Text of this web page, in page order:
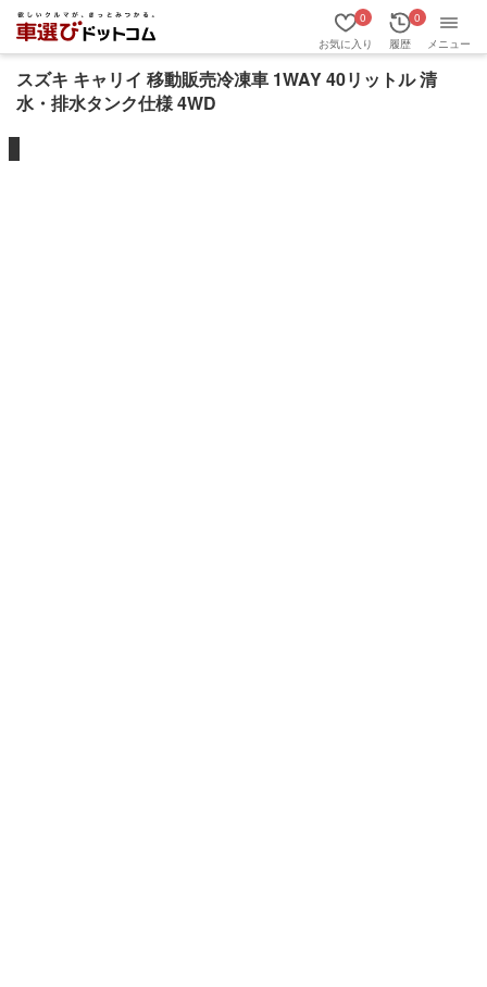
お気に入り
0
履歴
0
メニュー
スズキ キャリイ 移動販売冷凍車 1WAY 40リットル 清
水・排水タンク仕様 4WD